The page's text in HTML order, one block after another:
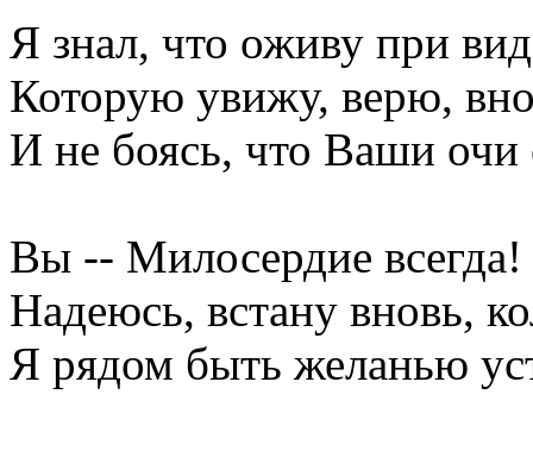
Я знал, что оживу при
Которую увижу, верю,
И не боясь, что Ваши очи
Вы -- Милосердие всегда!
Надеюсь, встану вновь,
Я рядом быть желанью